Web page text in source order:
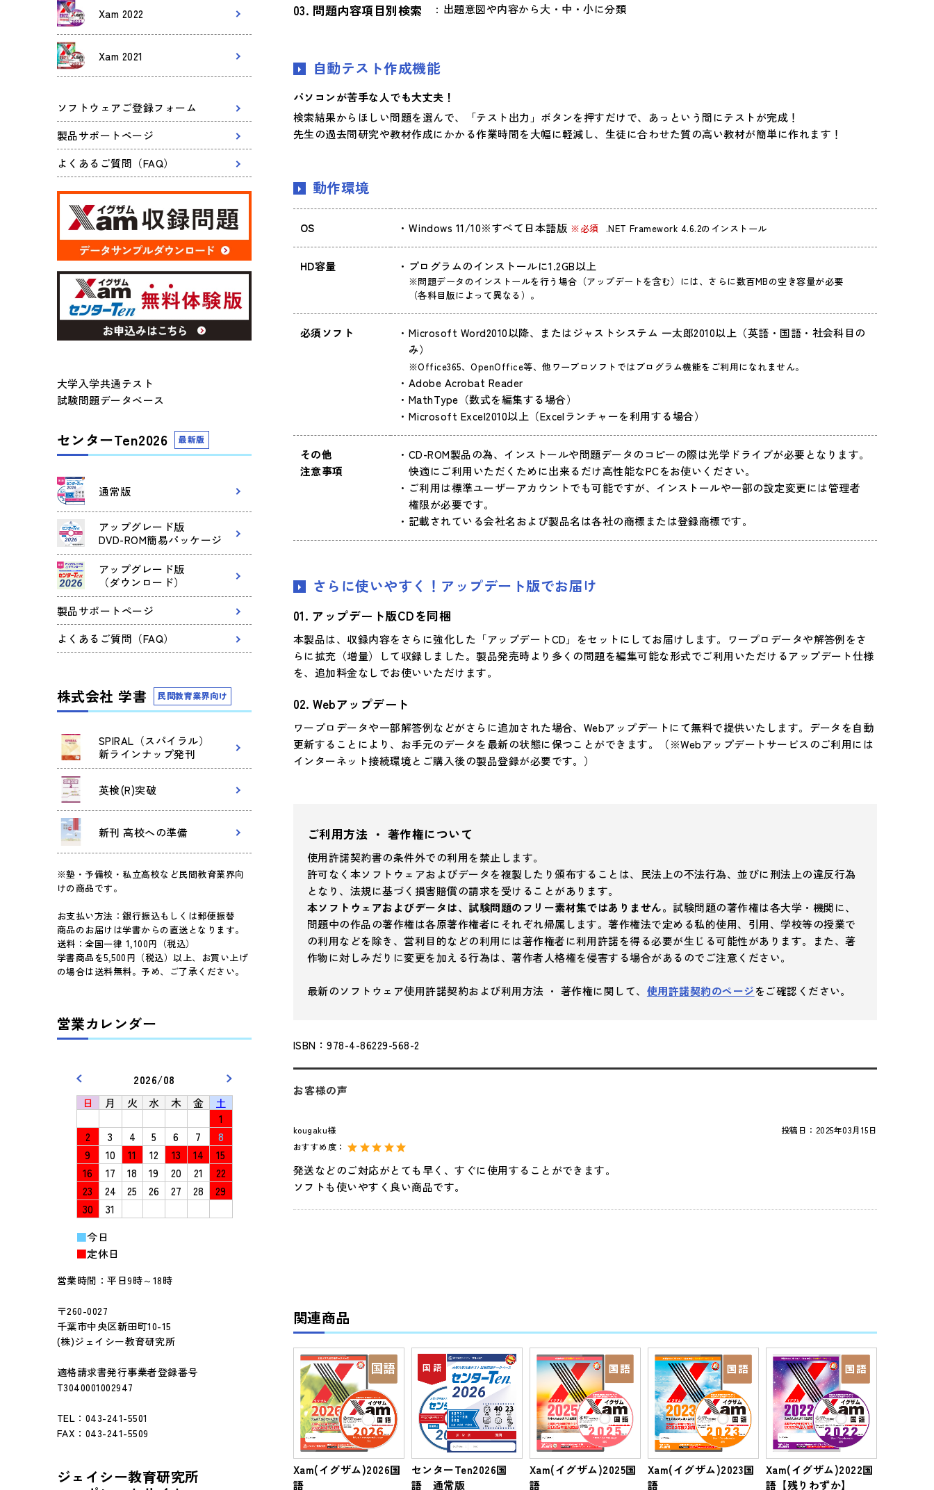
問題内容項目別検索 出題意図や内容から大・中・小に分類
自動テスト作成機能
パソコンが苦手な人でも大丈夫！
検索結果からほしい問題を選んで、「テスト出力」ボタンを押すだけで、あっという間にテストが完成！
先生の過去問研究や教材作成にかかる作業時間を大幅に軽減し、生徒に合わせた質の高い教材が簡単に作れます！
動作環境
OS Windows 11/10※すべて日本語版 ※必須 .NET Framework 4.6.2のインストール
HD容量 プログラムのインストールに1.2GB以上
※問題データのインストールを行う場合（アップデートを含む）には、さらに数百MBの空き容量が必要
（各科目版によって異なる）。
必須ソフト
Microsoft Word2010以降、またはジャストシステム 一太郎2010以上（英語・国語・社会科目の
み）
※Office365、OpenOffice等、他ワープロソフトではプログラム機能をご利用になれません。
Adobe Acrobat Reader
MathType（数式を編集する場合）
Microsoft Excel2010以上 （Excelランチャーを利用する場合）
その他
注意事項
CD-ROM製品の為、インストールや問題データのコピーの際は光学ドライブが必要となります。
快適にご利用いただくために出来るだけ高性能なPCをお使いください。
ご利用は標準ユーザーアカウントでも可能ですが、インストールや一部の設定変更には管理者
権限が必要です。
記載されている会社名および製品名は各社の商標または登録商標です。
さらに使いやすく！アップデート版でお届け
アップデート版CDを同梱
本製品は、収録内容をさらに強化した「アップデートCD」をセットにしてお届けします。ワープロデータや解答例をさ
らに拡充（増量）して収録しました。製品発売時より多くの問題を編集可能な形式でご利用いただけるアップデート仕様
を、追加料金なしでお使いいただけます。
Webアップデート
ワープロデータや一部解答例などがさらに追加された場合、Webアップデートにて無料で提供いたします。データを自動
更新することにより、お手元のデータを最新の状態に保つことができます。（※Webアップデートサービスのご利用には
インターネット接続環境とご購入後の製品登録が必要です。）
ご利用方法 ・ 著作権について
使用許諾契約書の条件外での利用を禁止します。
許可なく本ソフトウェアおよびデータを複製したり頒布することは、民法上の不法行為、並びに刑法上の違反行為
となり、法規に基づく損害賠償の請求を受けることがあります。
本ソフトウェアおよびデータは、試験問題のフリー素材集ではありません。 試験問題の著作権は各大学・機関に、
問題中の作品の著作権は各原著作権者にそれぞれ帰属します。著作権法で定める私的使用、引用、学校等の授業で
の利用などを除き、営利目的などの利用には著作権者に利用許諾を得る必要が生じる可能性があります。また、著
作物に対しみだりに変更を加える行為は、著作者人格権を侵害する場合があるのでご注意ください。
最新のソフトウェア使用許諾契約および利用方法 ・ 著作権に関して、 使用許諾契約のページをご確認ください。
ISBN：978-4-86229-568-2
お客様の声
kougaku様 投稿日： 2025年03月15日
おすすめ度：
発送などのご対応がとても早く、すぐに使用することができます。
ソフトも使いやすく良い商品です。
関連商品
Xam(イグザム)2026国
語
センターTen2026国
語 通常版
Xam(イグザム)2025国
語
Xam(イグザム)2023国
語
Xam(イグザム)2022国
語【残りわずか】
Xam 2022
Xam 2021
ソフトウェアご登録フォーム
製品サポートページ
よくあるご質問（FAQ）
大学入学共通テスト
試験問題データベース
センターTen2026 最新版
通常版
アップグレード版
DVD-ROM簡易パッケージ
アップグレード版
（ダウンロード）
製品サポートページ
よくあるご質問（FAQ）
株式会社 学書 民間教育業界向け
SPIRAL（スパイラル）
新ラインナップ発刊
英検(R)突破
新刊 高校への準備
※塾・予備校・私立高校など民間教育業界向
けの商品です。
お支払い方法：銀行振込もしくは郵便振替
商品のお届けは学書からの直送となります。
送料：全国一律 1,100円（税込）
学書商品を5,500円（税込）以上、お買い上げ
の場合は送料無料。予め、ご了承ください。
営業カレンダー
2026/08
日
月 火 水 木 金
土
1
2
3 4 5 6 7
8
9
10 11 12 13 14
15
16
17 18 19 20 21
22
23
24 25 26 27 28
29
30
31
■今日
■定休日
営業時間：平日9時～18時
〒260-0027
千葉市中央区新田町10-15
(株)ジェイシー教育研究所
適格請求書発行事業者登録番号
T3040001002947
TEL：043-241-5501
FAX：043-241-5509
ジェイシー教育研究所